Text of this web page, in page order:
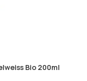
Bio 200ml